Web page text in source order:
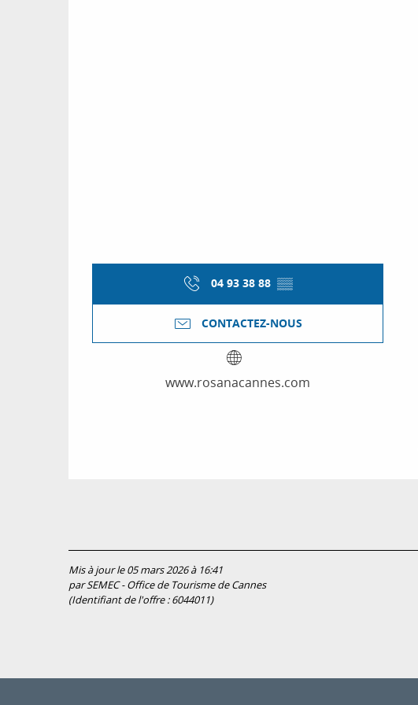
04 93 38 88 ▒▒
CONTACTEZ-NOUS
www.rosanacannes.com
Mis à jour le 05 mars 2026 à 16:41
par SEMEC - Office de Tourisme de Cannes
(Identifiant de l'offre :6044011)